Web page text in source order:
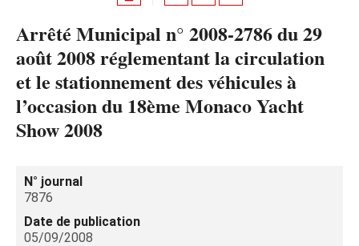
Arrêté Municipal n° 2008-2786 du 29
août 2008 réglementant la circulation
et le stationnement des véhicules à
l’occasion du 18ème Monaco Yacht
Show 2008
N° journal
7876
Date de publication
05/09/2008